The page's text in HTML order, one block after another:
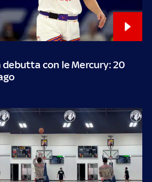
debutta con le Mercury: 20